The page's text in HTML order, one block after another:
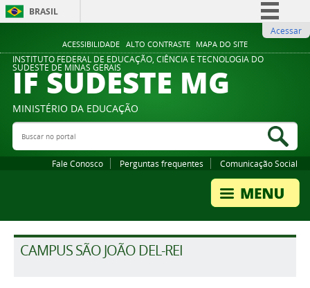
ACESSIBILIDADE ALTO CONTRASTE MAPA DO SITE
BRASIL
Comunica BR
Participe
Legislação
Acessar
INSTITUTO FEDERAL DE EDUCAÇÃO, CIÊNCIA E TECNOLOGIA DO
SUDESTE DE MINAS GERAIS
IF SUDESTE MG
MINISTÉRIO DA EDUCAÇÃO
Buscar no portal
Fale Conosco Perguntas frequentes Comunicação Social
CAMPUS SÃO JOÃO DEL-REI